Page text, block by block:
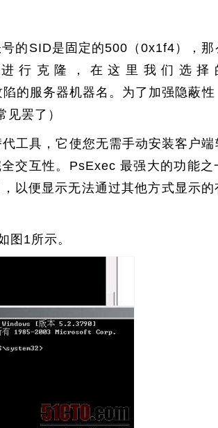
的SID是固定的500（0x1f4），那
行克隆，在这里我们选择
的服务器机器名。为了加强隐蔽性
罢了）
工具，它使您无需手动安装客户端
交互性。PsExec 最强大的功能之
以便显示无法通过其他方式显示的
1所示。